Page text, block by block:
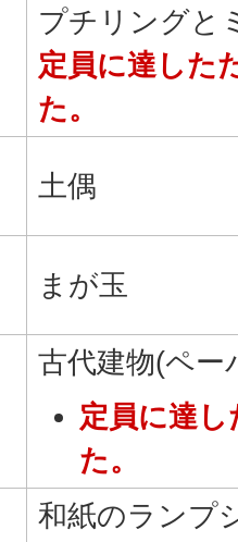
プチリングと
定員に達した
た。
土偶
まが玉
古代建物(ペー
定員に達
た。
和紙のランプ